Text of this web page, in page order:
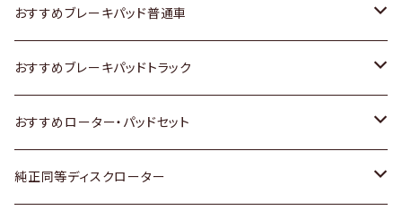
日産
いすゞ
ダイハツ
マツダ
スズキ
日産
いすゞ
ダイハツ
スズキ
日産
いすゞ
ダイハツ
トヨタ
ホンダ
スズキ
日産
おすすめブレーキパッド普通車
トヨタ
ホンダ
スズキ
おすすめブレーキパッドトラック
トヨタ
日産
おすすめローター・パッドセット
トヨタ
純正同等ディスクローター